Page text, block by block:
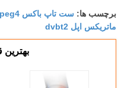
برچسب ها: ست تاپ باکس Mpeg4
ماتریکس اپل dvbt2